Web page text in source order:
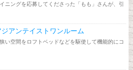
ニングを応募してくださった「もも」さんが、引
アンテイストワンルーム
い空間をロフトベッドなどを駆使して機能的にコ